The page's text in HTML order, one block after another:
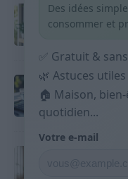
Produits
courses
Budget
répartir
9 avril 2026
Sport
Des idées
consommer et
✅ Gratuit &
🌿 Astuces
🏠 Maison,
quotidien...
Votre e-mail